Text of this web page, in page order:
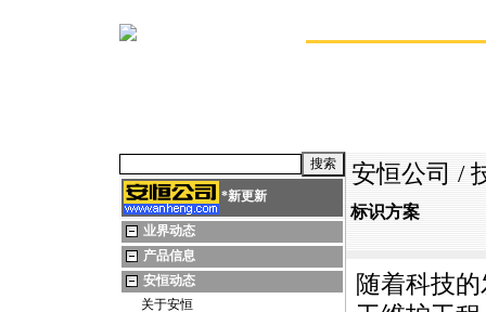
*新更新
业界动态
产品信息
安恒动态
关于安恒
安恒公司 /
标识方案
随着科技